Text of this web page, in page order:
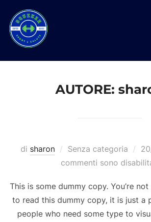
contenuto
AUTORE:
di sharon Senza categoria
il
commenti sono
This is some dummy copy. You’re
to read this dummy copy, it is just a
people who need some type to